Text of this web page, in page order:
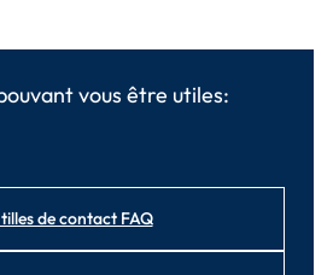
vous être utiles:
de contact FAQ